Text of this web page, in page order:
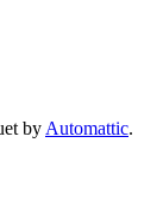
by Automattic.